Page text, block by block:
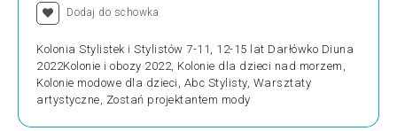
Dodaj do schowka
Kolonia Stylistek i Stylistów 7-11, 12-15 lat Darłówko Diuna
2022Kolonie i obozy 2022, Kolonie dla dzieci nad morzem,
Kolonie modowe dla dzieci, Abc Stylisty, Warsztaty
artystyczne, Zostań projektantem mody